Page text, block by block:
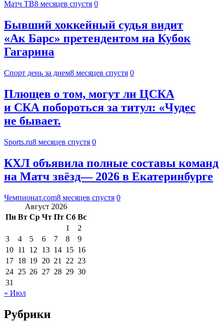
Матч ТВ8 месяцев спустя 0
Бывший хоккейный судья видит
«Ак Барс» претендентом на Кубок
Гагарина
Спорт день за днем8 месяцев спустя 0
Плющев о том, могут ли ЦСКА
и СКА побороться за титул: «Чудес
не бывает.
Sports.ru8 месяцев спустя 0
КХЛ объявила полные составы команд
на Матч звёзд— 2026 в Екатеринбурге
Чемпионат.com8 месяцев спустя 0
Август 2026
Пн Вт Ср Чт Пт Сб Вс
1
2
3
4 5 6 7 8
9
10 11 12 13 14 15 16
17 18 19 20 21 22 23
24 25 26 27 28 29 30
31
« Июл
Рубрики